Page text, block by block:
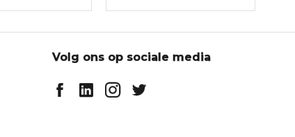
Volg ons op sociale media